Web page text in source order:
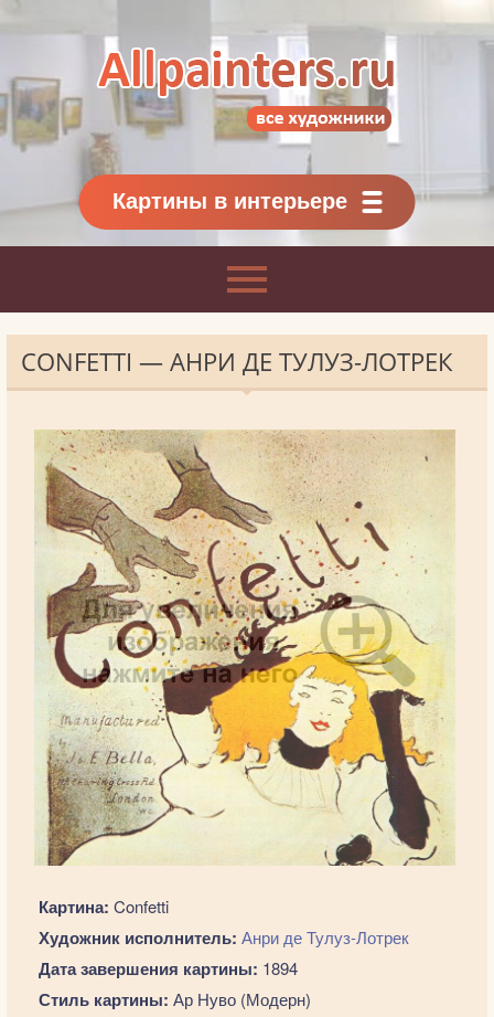
Картины классиков
и современников
Картины в интерьере
CONFETTI — АНРИ ДЕ ТУЛУЗ-ЛОТРЕК
Картина: Confetti
Художник исполнитель: Анри де Тулуз-Лотрек
Дата завершения картины: 1894
Стиль картины: Ар Нуво (Модерн)